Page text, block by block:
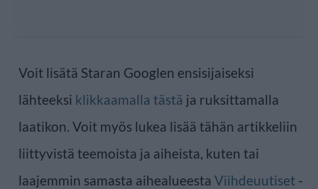
Voit lisätä Staran Googlen ensisijaiseksi
lähteeksi klikkaamalla tästä ja ruksittamalla
laatikon. Voit myös lukea lisää tähän artikkeliin
liittyvistä teemoista ja aiheista, kuten tai
laajemmin samasta aihealueesta Viihdeuutiset -